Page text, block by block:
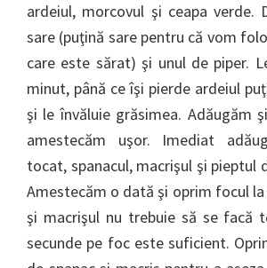
ardeiul, morcovul şi ceapa verde.
sare (puţină sare pentru că vom
care este sărat) şi unul de piper.
minut, până ce îşi pierde ardeiul
şi le învăluie grăsimea. Adăugăm
amestecăm uşor. Imediat
tocat, spanacul, macrişul şi pieptul
Amestecăm o dată şi oprim focul la
şi macrişul nu trebuie să se facă
secunde pe foc este suficient.